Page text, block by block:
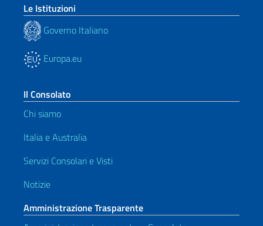
Le Istituzioni
Governo Italiano
Europa.eu
Il Consolato
Chi siamo
Italia e Australia
Servizi Consolari e Visti
Notizie
Amministrazione Trasparente